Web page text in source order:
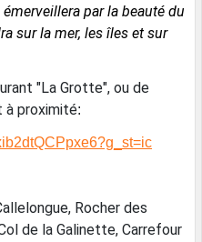
par la beauté du
sur la mer, les îles et sur
"La Grotte", ou de
à proximité:
Rocher des
de la Galinette, Carrefour